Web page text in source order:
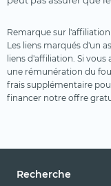
Remarque sur l'affiliation
Les liens marqués d'un
liens d'affiliation. Si
une rémunération du
frais supplémentaire
financer notre offre
Recherche